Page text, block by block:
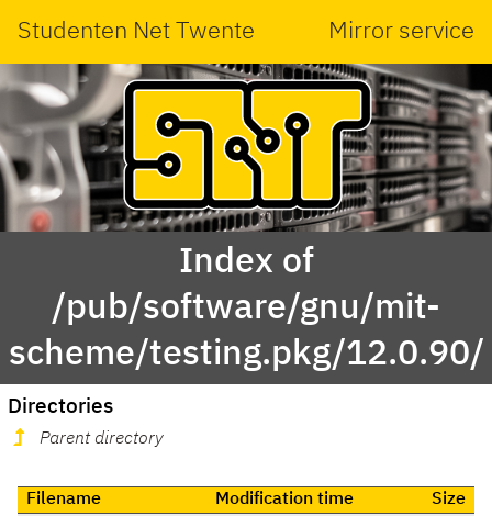
Studenten Net Twente Mirror service
Index of
/pub/software/gnu/mit-
scheme/testing.pkg/12.0.90/
Directories
Parent directory
Filename Modification time Size